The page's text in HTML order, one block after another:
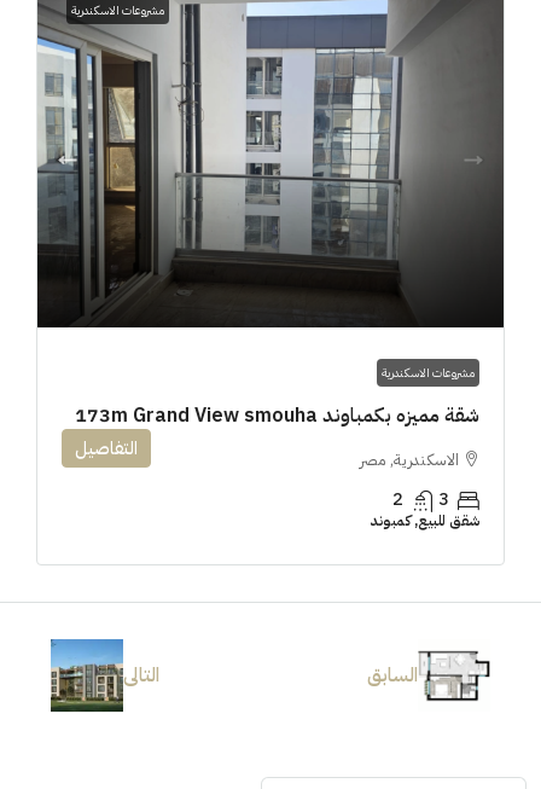
مشروعات الاسكندرية
مشروعات الاسكندرية
شقة مميزه بكمباوند 173m Grand View smouha
الاسكندرية, مصر
3
2
شقق للبيع, كمبوند
التفاصيل
السابق التالى